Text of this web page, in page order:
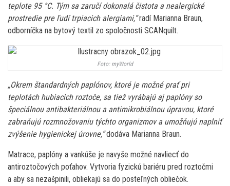
teplote 95 °C. Tým sa zaručí dokonalá čistota a nealergické
prostredie pre ľudí trpiacich alergiami,“radí Marianna Braun,
odborníčka na bytový textil zo spoločnosti SCANquilt.
Foto: myWorld
„Okrem štandardných paplónov, ktoré je možné prať pri
teplotách hubiacich roztoče, sa tiež vyrábajú aj paplóny so
špeciálnou antibakteriálnou a antimikrobiálnou úpravou, ktoré
zabraňujú rozmnožovaniu týchto organizmov a umožňujú naplniť
zvýšenie hygienickej úrovne,“dodáva Marianna Braun.
Matrace, paplóny a vankúše je navyše možné navliecť do
antiroztočových poťahov. Vytvoria fyzickú bariéru pred roztočmi
a aby sa nezašpinili, obliekajú sa do posteľných obliečok.